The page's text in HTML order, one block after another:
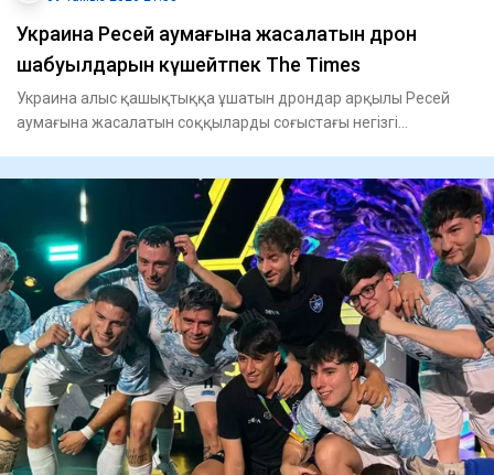
Украина Ресей аумағына жасалатын дрон
шабуылдарын күшейтпек The Times
Украина алыс қашықтыққа ұшатын дрондар арқылы Ресей
аумағына жасалатын соққыларды соғыстағы негізгі